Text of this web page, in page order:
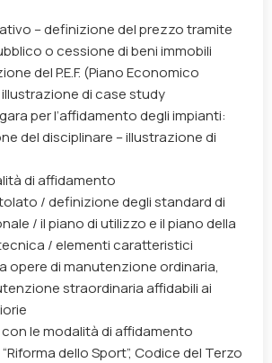
– definizione del prezzo tramite
o cessione di beni immobili
del P.E.F. (Piano Economico
illustrazione di case study
per l’affidamento degli impianti:
del disciplinare – illustrazione di
di affidamento
/ definizione degli standard di
/ il piano di utilizzo e il piano della
/ elementi caratteristici
opere di manutenzione ordinaria,
straordinaria affidabili ai
le modalità di affidamento
dello Sport”, Codice del Terzo